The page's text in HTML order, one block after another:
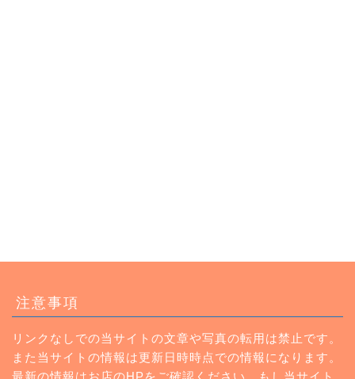
注意事項
リンクなしでの当サイトの文章や写真の転用は禁止です。
また当サイトの情報は更新日時時点での情報になります。
カフェ